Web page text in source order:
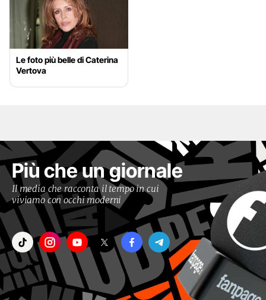
Le foto più belle di Caterina
Vertova
Più che un giornale
Il media che racconta il tempo in cui
viviamo con occhi moderni